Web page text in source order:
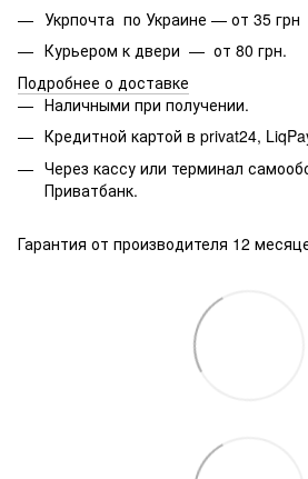
Укрпочта по Украине — от 35 грн
Курьером к двери — от 80 грн.
Подробнее о доставке
Наличными при получении.
Кредитной картой в privat24,
Через кассу или терминал
Приватбанк.
Гарантия от производителя 12